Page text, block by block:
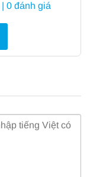
| 0 đánh giá